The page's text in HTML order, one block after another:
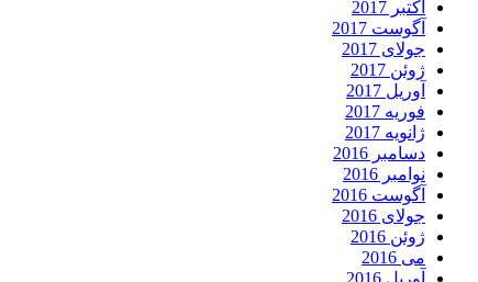
اکتبر 2017
آگوست 2017
جولای 2017
ژوئن 2017
آوریل 2017
فوریه 2017
ژانویه 2017
دسامبر 2016
نوامبر 2016
آگوست 2016
جولای 2016
ژوئن 2016
می 2016
آوریل 2016